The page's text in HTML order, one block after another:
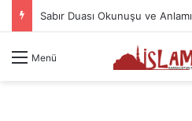
Sabır Duası Okunuşu ve Anlamı
Menü